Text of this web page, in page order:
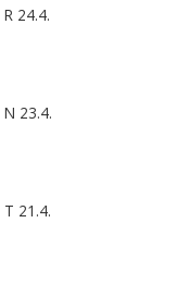
R 24.4.
N 23.4.
T 21.4.